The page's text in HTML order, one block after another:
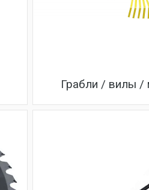
Грабли / вилы /